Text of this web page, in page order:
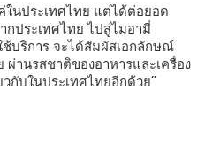
ในประเทศไทย แต่ได้ต่อยอด
กประเทศไทย ไปสู่ไมอามี่
บริการ จะได้สัมผัสเอกลักษณ์
านรสชาติของอาหารและเครื่อง
กับในประเทศไทยอีกด้วย”